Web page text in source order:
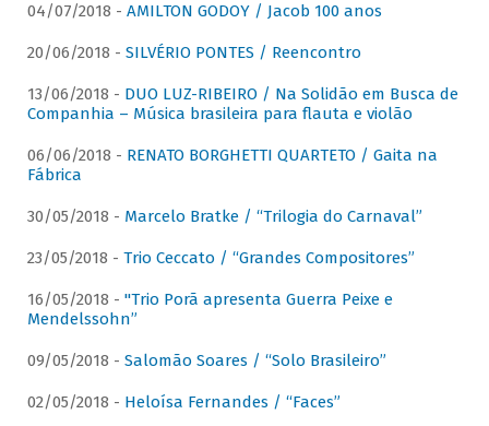
04/07/2018 - AMILTON GODOY / Jacob 100 anos
20/06/2018 - SILVÉRIO PONTES / Reencontro
13/06/2018 - DUO LUZ-RIBEIRO / Na Solidão em Busca de
Companhia – Música brasileira para flauta e violão
06/06/2018 - RENATO BORGHETTI QUARTETO / Gaita na
Fábrica
30/05/2018 - Marcelo Bratke / “Trilogia do Carnaval”
23/05/2018 - Trio Ceccato / “Grandes Compositores”
16/05/2018 - "Trio Porã apresenta Guerra Peixe e
Mendelssohn”
09/05/2018 - Salomão Soares / “Solo Brasileiro”
02/05/2018 - Heloísa Fernandes / “Faces”